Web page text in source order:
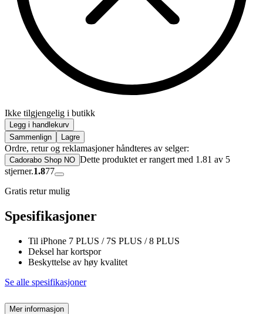
Ikke tilgjengelig i butikk
Legg i handlekurv
Sammenlign
Lagre
Ordre, retur og reklamasjoner håndteres av selger:
Cadorabo Shop NO Dette produktet er rangert med 1.81 av 5
stjerner.1.877
Gratis retur mulig
Spesifikasjoner
Til iPhone 7 PLUS / 7S PLUS / 8 PLUS
Deksel har kortspor
Beskyttelse av høy kvalitet
Se alle spesifikasjoner
Mer informasjon